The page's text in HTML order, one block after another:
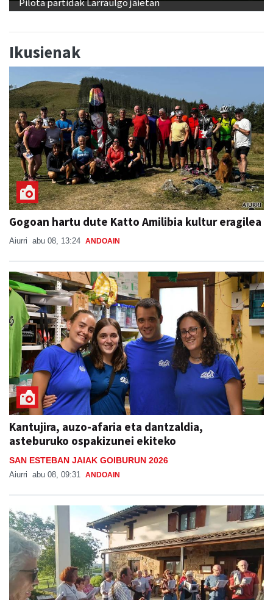
Ikusienak
Gogoan hartu dute Katto Amilibia kultur eragilea
Aiurri abu 08, 13:24 ANDOAIN
Kantujira, auzo-afaria eta dantzaldia,
asteburuko ospakizunei ekiteko
SAN ESTEBAN JAIAK GOIBURUN 2026
Aiurri abu 08, 09:31 ANDOAIN